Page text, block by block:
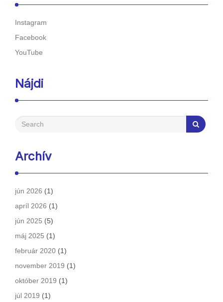
Instagram
Facebook
YouTube
Nájdi
Archív
jún 2026 (1)
apríl 2026 (1)
jún 2025 (5)
máj 2025 (1)
február 2020 (1)
november 2019 (1)
október 2019 (1)
júl 2019 (1)